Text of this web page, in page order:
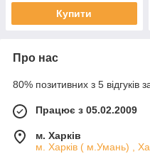
Купити
Про нас
80% позитивних з 5 відгуків
Працює з 05.02.2009
м. Харків
м. Харків ( м.Умань) ,